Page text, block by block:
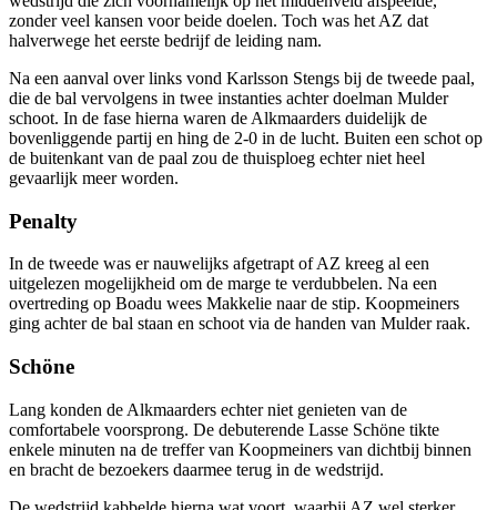
zonder veel kansen voor beide doelen. Toch was het AZ dat
halverwege het eerste bedrijf de leiding nam.
Na een aanval over links vond Karlsson Stengs bij de tweede paal,
die de bal vervolgens in twee instanties achter doelman Mulder
schoot. In de fase hierna waren de Alkmaarders duidelijk de
bovenliggende partij en hing de 2-0 in de lucht. Buiten een schot op
de buitenkant van de paal zou de thuisploeg echter niet heel
gevaarlijk meer worden.
Penalty
In de tweede was er nauwelijks afgetrapt of AZ kreeg al een
uitgelezen mogelijkheid om de marge te verdubbelen. Na een
overtreding op Boadu wees Makkelie naar de stip. Koopmeiners
ging achter de bal staan en schoot via de handen van Mulder raak.
Schöne
Lang konden de Alkmaarders echter niet genieten van de
comfortabele voorsprong. De debuterende Lasse Schöne tikte
enkele minuten na de treffer van Koopmeiners van dichtbij binnen
en bracht de bezoekers daarmee terug in de wedstrijd.